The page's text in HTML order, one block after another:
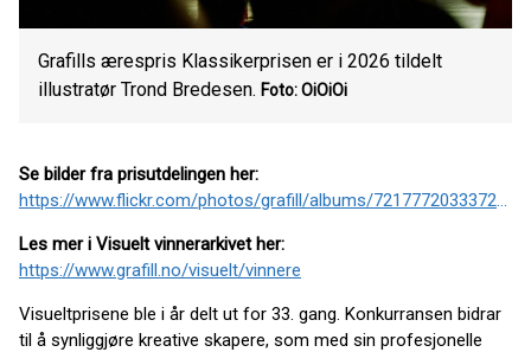
Grafills ærespris Klassikerprisen er i 2026 tildelt
illustratør Trond Bredesen. Foto: OiOiOi
Se bilder fra prisutdelingen her:
https://www.flickr.com/photos/grafill/albums/72177720333722258/
Les mer i Visuelt vinnerarkivet her:
https://www.grafill.no/visuelt/vinnere
Visueltprisene ble i år delt ut for 33. gang. Konkurransen bidrar
til å synliggjøre kreative skapere, som med sin profesjonelle